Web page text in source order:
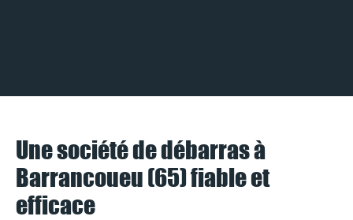
Une société de débarras à
Barrancoueu (65) fiable et
efficace